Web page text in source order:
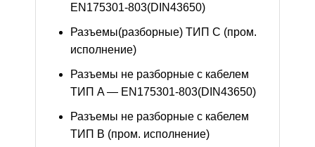
EN175301-803(DIN43650)
Разъемы(разборные) ТИП С (пром.
исполнение)
Разъемы не разборные с кабелем
ТИП A — EN175301-803(DIN43650)
Разъемы не разборные с кабелем
ТИП B (пром. исполнение)